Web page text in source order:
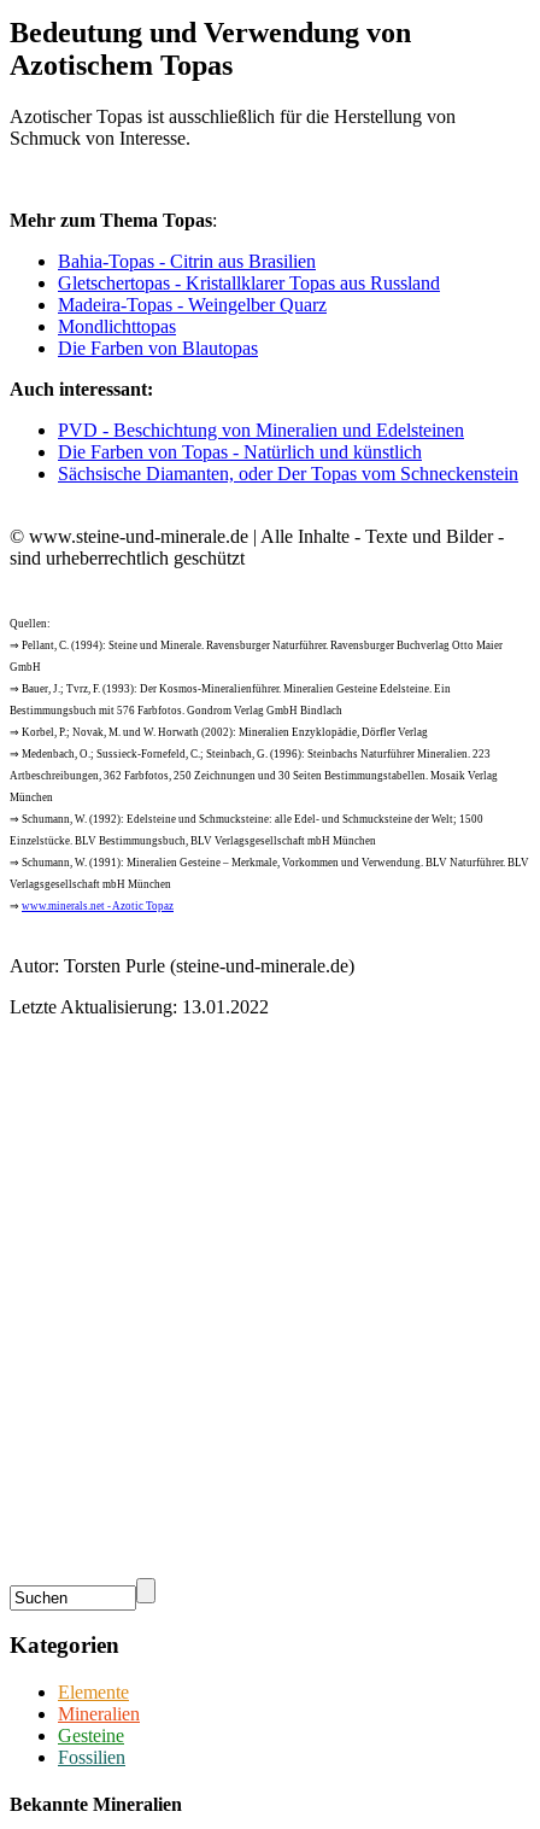
Bedeutung und Verwendung von
Azotischem Topas
Azotischer Topas ist ausschließlich für die Herstellung von
Schmuck von Interesse.
Mehr zum Thema Topas:
Bahia-Topas - Citrin aus Brasilien
Gletschertopas - Kristallklarer Topas aus Russland
Madeira-Topas - Weingelber Quarz
Mondlichttopas
Die Farben von Blautopas
Auch interessant:
PVD - Beschichtung von Mineralien und Edelsteinen
Die Farben von Topas - Natürlich und künstlich
Sächsische Diamanten, oder Der Topas vom Schneckenstein
© www.steine-und-minerale.de | Alle Inhalte - Texte und Bilder -
sind urheberrechtlich geschützt
Quellen:
⇒ Pellant, C. (1994): Steine und Minerale. Ravensburger Naturführer. Ravensburger Buchverlag Otto Maier
GmbH
⇒ Bauer, J.; Tvrz, F. (1993): Der Kosmos-Mineralienführer. Mineralien Gesteine Edelsteine. Ein
Bestimmungsbuch mit 576 Farbfotos. Gondrom Verlag GmbH Bindlach
⇒ Korbel, P.; Novak, M. und W. Horwath (2002): Mineralien Enzyklopädie, Dörfler Verlag
⇒ Medenbach, O.; Sussieck-Fornefeld, C.; Steinbach, G. (1996): Steinbachs Naturführer Mineralien. 223
Artbeschreibungen, 362 Farbfotos, 250 Zeichnungen und 30 Seiten Bestimmungstabellen. Mosaik Verlag
München
⇒ Schumann, W. (1992): Edelsteine und Schmucksteine: alle Edel- und Schmucksteine der Welt; 1500
Einzelstücke. BLV Bestimmungsbuch, BLV Verlagsgesellschaft mbH München
⇒ Schumann, W. (1991): Mineralien Gesteine – Merkmale, Vorkommen und Verwendung. BLV Naturführer. BLV
Verlagsgesellschaft mbH München
⇒ www.minerals.net - Azotic Topaz
Autor: Torsten Purle (steine-und-minerale.de)
Letzte Aktualisierung: 13.01.2022
Kategorien
Elemente
Mineralien
Gesteine
Fossilien
Bekannte Mineralien